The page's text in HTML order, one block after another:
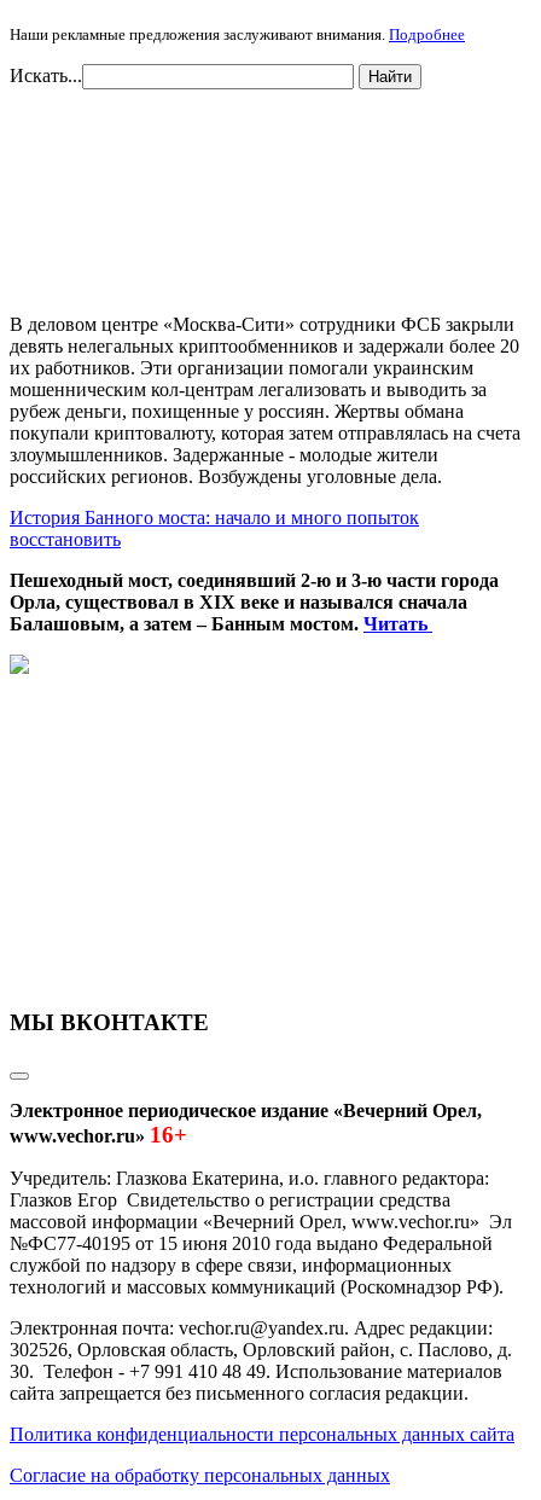
Наши рекламные предложения заслуживают внимания. Подробнее
Искать... Найти
В деловом центре «Москва-Сити» сотрудники ФСБ закрыли
девять нелегальных криптообменников и задержали более 20
их работников. Эти организации помогали украинским
мошенническим кол-центрам легализовать и выводить за
рубеж деньги, похищенные у россиян. Жертвы обмана
покупали криптовалюту, которая затем отправлялась на счета
злоумышленников. Задержанные - молодые жители
российских регионов. Возбуждены уголовные дела.
История Банного моста: начало и много попыток
восстановить
Пешеходный мост, соединявший 2-ю и 3-ю части города
Орла, существовал в XIX веке и назывался сначала
Балашовым, а затем – Банным мостом. Читать
МЫ ВКОНТАКТЕ
Электронное периодическое издание «Вечерний Орел,
www.vechor.ru» 16+
Учредитель: Глазкова Екатерина, и.о. главного редактора:
Глазков Егор Свидетельство о регистрации средства
массовой информации «Вечерний Орел, www.vechor.ru» Эл
№ФС77-40195 от 15 июня 2010 года выдано Федеральной
службой по надзору в сфере связи, информационных
технологий и массовых коммуникаций (Роскомнадзор РФ).
Электронная почта: vechor.ru@yandex.ru. Адрес редакции:
302526, Орловская область, Орловский район, с. Паслово, д.
30. Телефон - +7 991 410 48 49. Использование материалов
сайта запрещается без письменного согласия редакции.
Политика конфиденциальности персональных данных сайта
Согласие на обработку персональных данных